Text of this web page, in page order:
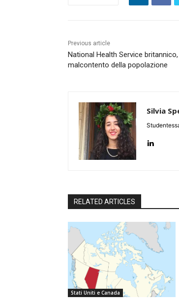
Previous article
National Health Service
malcontento della popolazione
Silvia
RELATED ARTICLES
Stati Uniti e Canada